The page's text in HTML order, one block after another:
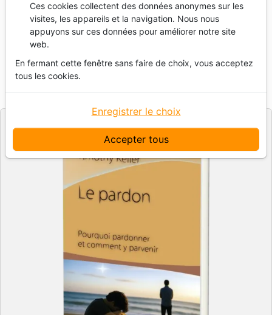
PARDON (LE) - POURQUOI
PARDONNER ET COMMENT Y
PARVENIR
Timothy Keller
RéférenceCLE3184
CLE
Ces cookies collectent des données anonymes sur les
visites, les appareils et la navigation. Nous nous
appuyons sur ces données pour améliorer notre site
web.
En fermant cette fenêtre sans faire de choix, vous acceptez
tous les cookies.
Accepter tous
Enregistrer le choix